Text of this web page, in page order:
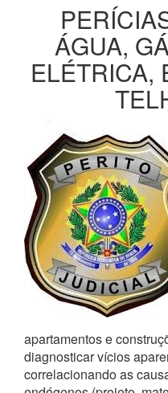
ÁGUA,
ELÉTRICA,
apartamentos e
diagnosticar vícios
correlacionando as